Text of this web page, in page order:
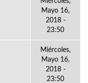
Mayo 16,
2018 -
23:50
Miércoles,
Mayo 16,
2018 -
23:50